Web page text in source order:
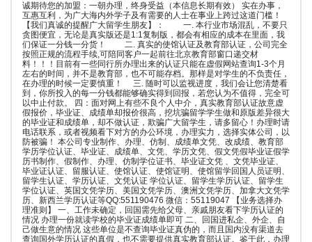
诚期待您的加盟：一朝办理，终身受益（本信息长期有效） 实在办事，
互惠互利，为广大海内外学子及有需要的人士在事业上跨过这道门槛！
【我们真诚的提醒广大留学生朋友】： 一. 本行业市场混乱，不要只
贪图便宜，无论是真实版还是1:1复制版，都会有相应的成本在里面，我
们保证一分钱一分货！ 二. 真实的使馆认证及教育部认证，公司完全
按照正规的流程手续,可陪同客户一起前往北京教育部窗口递交材
料！！！目前有一些同行所办理出来的认证只能在虚假网站查询1-3个月
左右的时间，并不是教育部，也不可能存档。那样是对学生的不负责任，
在办理的时候一定要慎重！ 三. 随时可以监视进度，我们会让您清楚看
到，你所投入的每一分钱都能够确实得到回报，若您认为不值得，完全可
以中止付款。 四：面对网上有些不良个人中介，真实教育部认证故意虚
假报价，毕业证、成绩单却报价很高，挖坑骗留学学生做和原版差异很大
的毕业证和成绩单，却不做认证，欺骗广大留学生，请多留心！办理时请
电话联系，或者视频看下对方的办公环境，办理实力，选择实体公司，以
防被骗！ 本公司专业制作、办理、仿制、成绩单文凭、改成绩、教育部
学历学位认证、毕业证、成绩单、文凭、学历文凭、假文凭假毕业证假学
历书制作、假制作、办理、仿制学位证书、毕业证文凭 、文凭毕业证、
毕业证认证、留服认证、使馆认证、使馆证明、使馆留学回国人员证明、
留学生认证、学历认证、文凭认证 学位认证、留学生学历认证、留学生
学位认证、英国文凭学历、美国文凭学历、澳洲文凭学历、加拿大文凭学
历、新西兰学历认证等QQ:551190476 微信：55119047 【业务选择办
理准则】 一、工作未确定，回国需先给父母、亲戚朋友看下学历认证的
情况 办理一份就读学校的毕业证成绩单即可 二、回国进私企、外企、自
己做生意的情况 这些单位是不查询毕业证真伪的，而且国内没有渠道去
查询国外学历认证的真假，也不需要提供真实教育部认证。鉴于此，办理